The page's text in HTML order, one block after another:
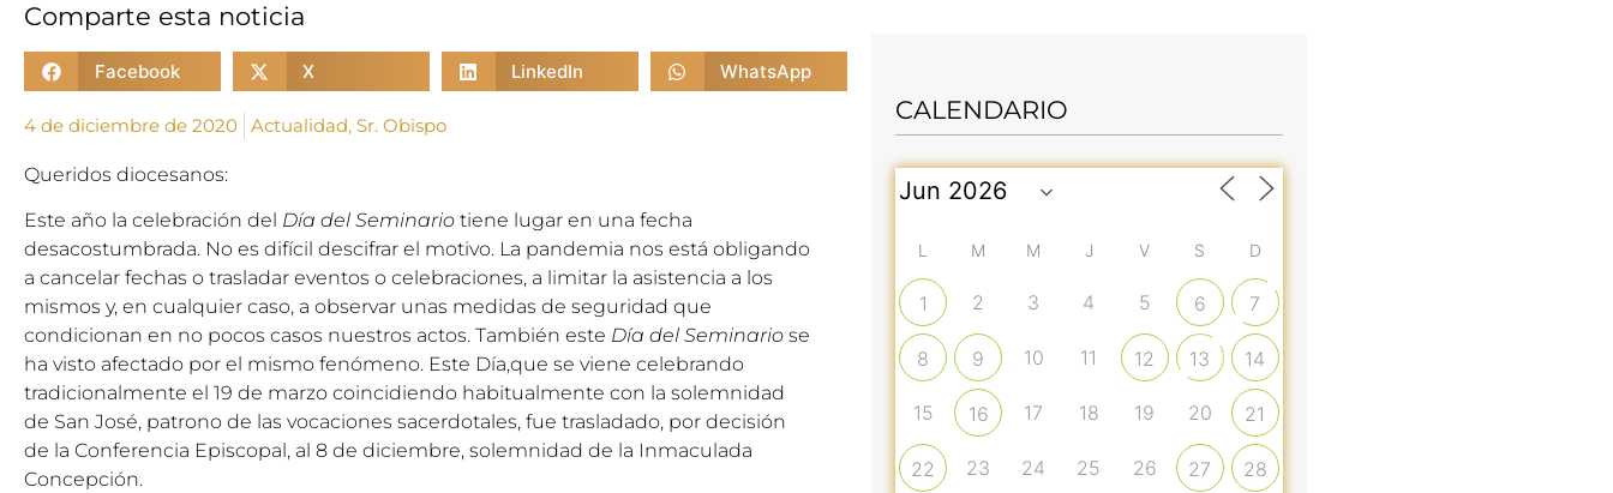
Comparte esta noticia
Facebook X LinkedIn WhatsApp
4 de diciembre de 2020 Actualidad, Sr. Obispo
Queridos diocesanos:
Este año la celebración del Día del Seminario tiene lugar en una fecha
desacostumbrada. No es difícil descifrar el motivo. La pandemia nos está obligando
a cancelar fechas o trasladar eventos o celebraciones, a limitar la asistencia a los
mismos y, en cualquier caso, a observar unas medidas de seguridad que
condicionan en no pocos casos nuestros actos. También este Día del Seminario se
ha visto afectado por el mismo fenómeno. Este Día,que se viene celebrando
tradicionalmente el 19 de marzo coincidiendo habitualmente con la solemnidad
de San José, patrono de las vocaciones sacerdotales, fue trasladado, por decisión
de la Conferencia Episcopal, al 8 de diciembre, solemnidad de la Inmaculada
Concepción.
CALENDARIO
L M M J V S D
1 2 3 4 5 6 7
8 9 10 11 12 13 14
15 16 17 18 19 20 21
22 23 24 25 26 27 28